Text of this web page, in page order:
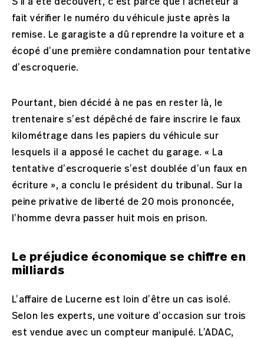
fait vérifier le numéro du véhicule juste après la
remise. Le garagiste a dû reprendre la voiture et a
écopé d’une première condamnation pour tentative
d’escroquerie.
Pourtant, bien décidé à ne pas en rester là, le
trentenaire s’est dépêché de faire inscrire le faux
kilométrage dans les papiers du véhicule sur
lesquels il a apposé le cachet du garage. « La
tentative d’escroquerie s’est doublée d’un faux en
écriture », a conclu le président du tribunal. Sur la
peine privative de liberté de 20 mois prononcée,
l’homme devra passer huit mois en prison.
Le préjudice économique se chiffre en
milliards
L’affaire de Lucerne est loin d’être un cas isolé.
Selon les experts, une voiture d’occasion sur trois
est vendue avec un compteur manipulé. L’ADAC,